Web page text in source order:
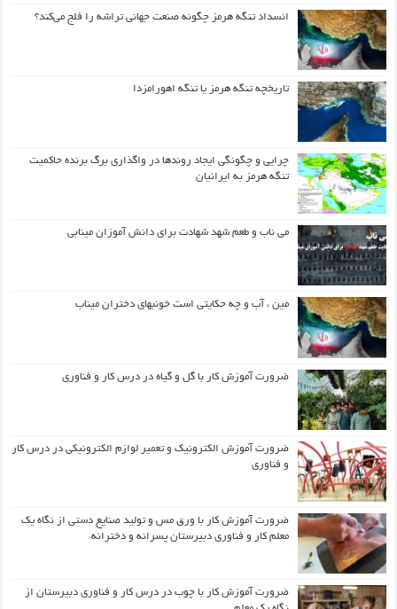
انسداد تنگه هرمز چگونه صنعت جهانی تراشه را فلج می‌کند؟
تاریخچه تنگه هرمز یا تنگه اهورامزدا
چرایی و چگونگی ایجاد روندها در واگذاری برگ برنده حاکمیت
تنگه هرمز به ایرانیان
می ناب و طعم شهد شهادت برای دانش آموزان مینابی
مین ، آب و چه حکایتی است خونبهای دختران میناب
ضرورت آموزش کار با گل و گیاه در درس کار و فناوری
ضرورت آموزش الکترونیک و تعمیر لوازم الکترونیکی در درس کار
و فناوری
ضرورت آموزش کار با ورق مس و تولید صنایع دستی از نگاه یک
معلم کار و فناوری دبیرستان پسرانه و دخترانه
ضرورت آموزش کار با چوب در درس کار و فناوری دبیرستان از